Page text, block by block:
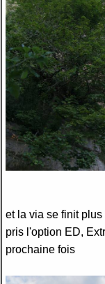
et la via se finit
pris l'option ED,
prochaine fois